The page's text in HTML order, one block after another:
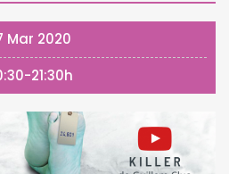
Mar 2020
21:30h